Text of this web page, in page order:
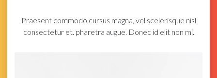
Praesent commodo cursus magna, vel scelerisque nisl
consectetur et. pharetra augue. Donec id elit non mi.